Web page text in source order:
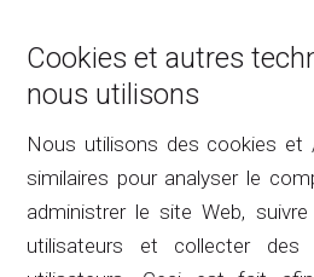
Cookies et autres
nous utilisons
Nous utilisons des cookies et
similaires pour analyser le
administrer le site Web,
utilisateurs et collecter des